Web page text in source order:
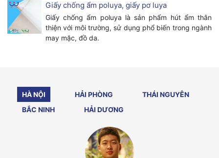
Giấy chống ẩm poluya, giấy pơ luya
Giấy chống ẩm poluya là sản phẩm hút ẩm thân
thiện với môi trường, sử dụng phổ biến trong ngành
may mặc, đồ da.
HÀ NỘI HẢI PHÒNG
THÁI NGUYÊN
BẮC NINH
HẢI DƯƠNG